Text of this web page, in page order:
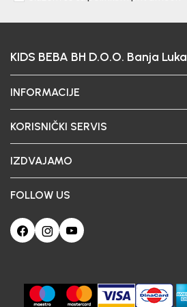
KIDS BEBA BH D.O.O. Banja Luka
INFORMACIJE
KORISNIČKI SERVIS
IZDVAJAMO
FOLLOW US